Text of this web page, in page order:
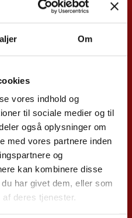
Om
vores indhold og
til sociale medier og til
også oplysninger om
med vores partnere inden
og
kan kombinere disse
har givet dem, eller som
deres tjenester.
her. Dag til dag levering på
ærtesten til indkørsel,
beliggende tæt ved grusgraven,
sten og andre materialer til